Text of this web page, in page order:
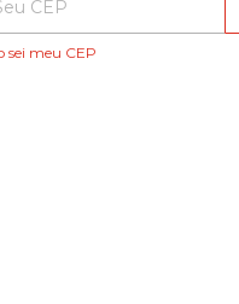
sei meu CEP